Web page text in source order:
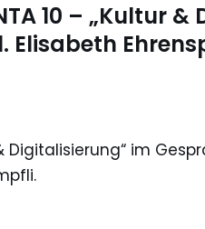
10 – „Kultur
Elisabeth
Digitalisierung“ im